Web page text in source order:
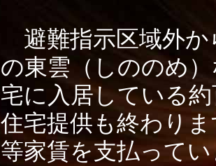
避難指示区域外か
の東雲（しののめ
宅に入居している
住宅提供も終わり
等家賃を支払って